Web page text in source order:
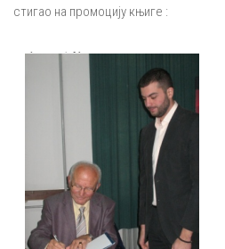
стигао на промоцију књиге :